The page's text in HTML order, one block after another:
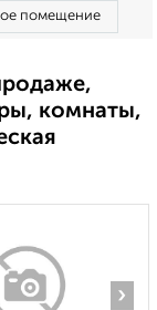
помещение
комнаты,
›